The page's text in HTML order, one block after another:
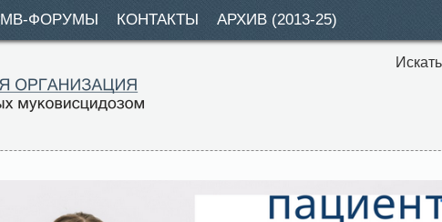
МВ-ФОРУМЫ КОНТАКТЫ АРХИВ (2013-25)